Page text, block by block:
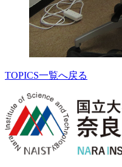
TOPICS一覧へ戻る